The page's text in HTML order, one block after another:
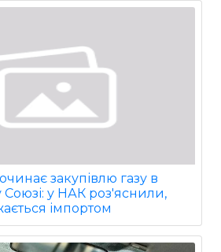
закупівлю газу в
у НАК роз'яснили,
імпортом